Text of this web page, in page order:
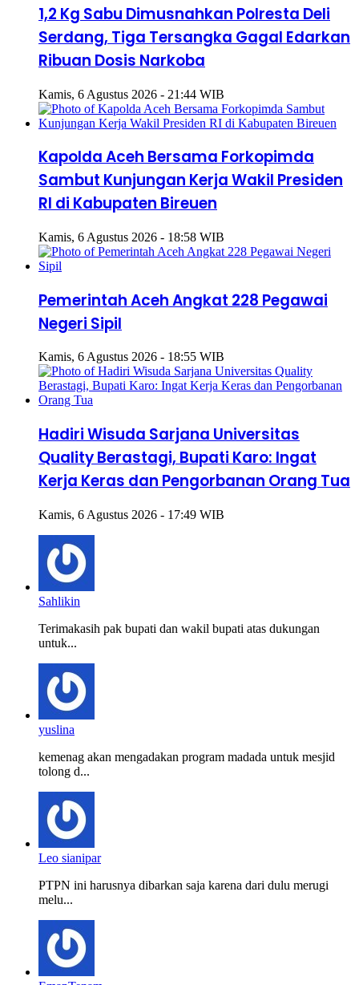
1,2 Kg Sabu Dimusnahkan Polresta Deli
Serdang, Tiga Tersangka Gagal Edarkan
Ribuan Dosis Narkoba
Kamis, 6 Agustus 2026 - 21:44 WIB
Kapolda Aceh Bersama Forkopimda
Sambut Kunjungan Kerja Wakil Presiden
RI di Kabupaten Bireuen
Kamis, 6 Agustus 2026 - 18:58 WIB
Pemerintah Aceh Angkat 228 Pegawai
Negeri Sipil
Kamis, 6 Agustus 2026 - 18:55 WIB
Hadiri Wisuda Sarjana Universitas
Quality Berastagi, Bupati Karo: Ingat
Kerja Keras dan Pengorbanan Orang Tua
Kamis, 6 Agustus 2026 - 17:49 WIB
Sahlikin
Terimakasih pak bupati dan wakil bupati atas dukungan
untuk...
yuslina
kemenag akan mengadakan program madada untuk mesjid
tolong d...
Leo sianipar
PTPN ini harusnya dibarkan saja karena dari dulu merugi
melu...